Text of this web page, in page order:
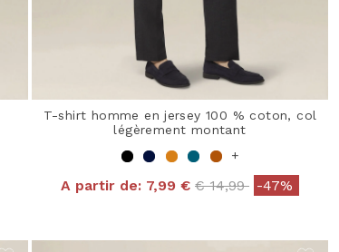
T-shirt homme en jersey 100 % coton, col
légèrement montant
+
A partir de: 7,99 € Price reduced from
€ 14,99to-47%